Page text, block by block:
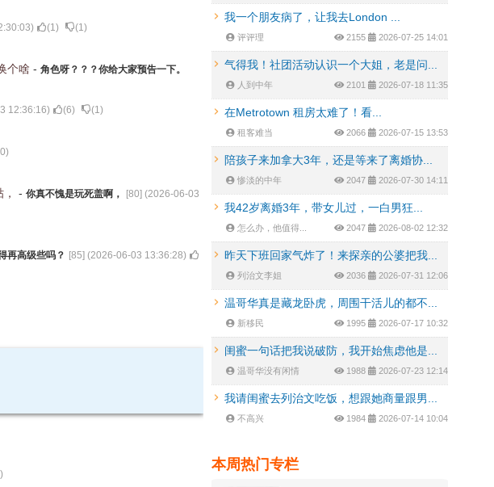
) (1) (1)
个啥 - 角色呀？？？你给大家预告一下。
12:36:16) (6) (1)
0)
- 你真不愧是玩死盖啊， [80] (2026-06-03
再高级些吗？ [85] (2026-06-03 13:36:28)
)
我一个朋友病了，让我去London ...
评评理 2155 2026-07-25 14:01
气得我！社团活动认识一个大姐，老是问...
人到中年 2101 2026-07-18 11:35
在Metrotown 租房太难了！看...
租客难当 2066 2026-07-15 13:53
陪孩子来加拿大3年，还是等来了离婚协...
惨淡的中年 2047 2026-07-30 14:11
我42岁离婚3年，带女儿过，一白男狂...
怎么办，他值得... 2047 2026-08-02 12:32
昨天下班回家气炸了！来探亲的公婆把我...
列治文李姐 2036 2026-07-31 12:06
温哥华真是藏龙卧虎，周围干活儿的都不...
新移民 1995 2026-07-17 10:32
闺蜜一句话把我说破防，我开始焦虑他是...
温哥华没有闲情 1988 2026-07-23 12:14
我请闺蜜去列治文吃饭，想跟她商量跟男...
不高兴 1984 2026-07-14 10:04
本周热门专栏